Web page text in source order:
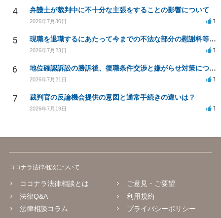
4 弁護士が裁判中に不十分な主張をすることの影響について
2026年7月30日 1
5 現職を退職するにあたって今までの不法な部分の慰謝料等は請求できるのか。
2026年7月23日 1
6 地位確認訴訟の勝訴後、復職条件交渉と嫌がらせ対策について
2026年7月21日 1
7 裁判官の反論機会提供の意図と通常手続きの違いは？
2026年7月19日 1
ココナラ法律相談について
ココナラ法律相談とは
法律Q&A
法律相談コラム
ご意見・ご要望
利用規約
プライバシーポリシー